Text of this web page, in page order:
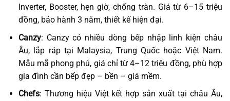
Inverter, Booster, hẹn giờ, chống tràn. Giá từ 6–15 triệu
đồng, bảo hành 3 năm, thiết kế hiện đại.
Canzy: Canzy có nhiều dòng bếp nhập linh kiện châu
Âu, lắp ráp tại Malaysia, Trung Quốc hoặc Việt Nam.
Mẫu mã phong phú, giá chỉ từ 4–12 triệu đồng, phù hợp
gia đình cần bếp đẹp – bền – giá mềm.
Chefs: Thương hiệu Việt kết hợp sản xuất tại châu Âu,